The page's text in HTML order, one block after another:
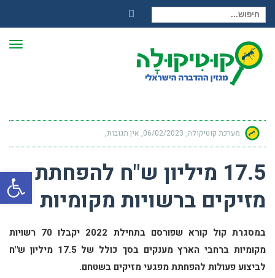
חיפוש עבור:
Facebook
מערכת קוטיקולה 06/02/2023 אין תגובות
17.5 מיליון ש"ח להפחתת
מזיקים ברשויות מקומיות
במסגרת קול קורא שפורסם בתחילת 2022 יקבלו 70 רשויות
מקומיות ברחבי הארץ מענקים בסך כולל של 17.5 מיליון ש"ח
לביצוע פעולות להפחתת מפגעי מזיקים בשטחם.